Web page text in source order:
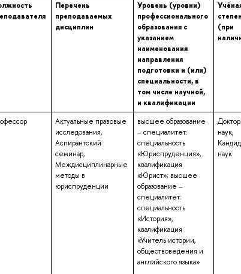
Перечень
преподаваемых
дисциплин
Уровень (уровни)
профессионального
образования с
указанием
наименования
направления
подготовки и (или)
специальности, в
том числе научной,
и квалификации
(при
Актуальные правовые
исследования,
Аспирантский
семинар,
Междисциплинарные
методы в
юриспруденции
высшее образование
– специалитет:
специальность
«Юриспруденция»,
квалификация
«Юрист»; высшее
образование –
специалитет:
специальность
«История»,
квалификация
«Учитель истории,
обществоведения и
английского языка»
Доктор
наук,
наук